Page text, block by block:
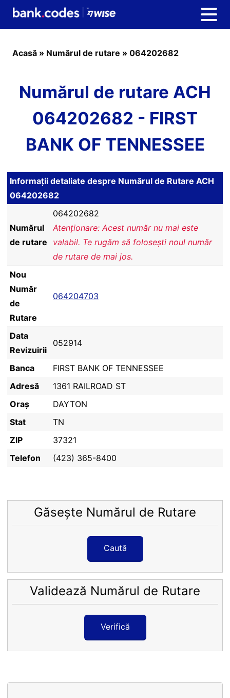
Acasă » Numărul de rutare » 064202682
Numărul de rutare ACH
064202682 - FIRST
BANK OF TENNESSEE
Informații detaliate despre Numărul de Rutare ACH
064202682
Numărul
de rutare
064202682
Atenționare: Acest număr nu mai este
valabil. Te rugăm să folosești noul număr
de rutare de mai jos.
Nou
Număr
de
Rutare
064204703
Data
Revizuirii
052914
Banca
FIRST BANK OF TENNESSEE
Adresă
1361 RAILROAD ST
Oraș
DAYTON
Stat
TN
ZIP
37321
Telefon
(423) 365-8400
Găsește Numărul de Rutare
Caută
Validează Numărul de Rutare
Verifică